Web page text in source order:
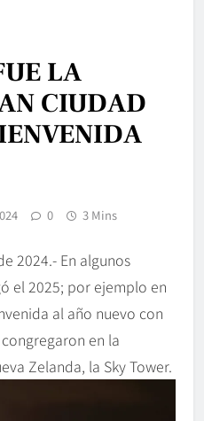
LA
CIUDAD
0 3 Mins
2024.- En algunos
el 2025; por ejemplo en
al año nuevo con
en la
Zelanda, la Sky Tower.